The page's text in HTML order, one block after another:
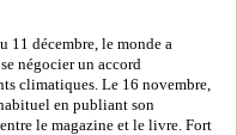
11 décembre, le monde a
négocier un accord
climatiques. Le 16 novembre,
en publiant son
le magazine et le livre. Fort